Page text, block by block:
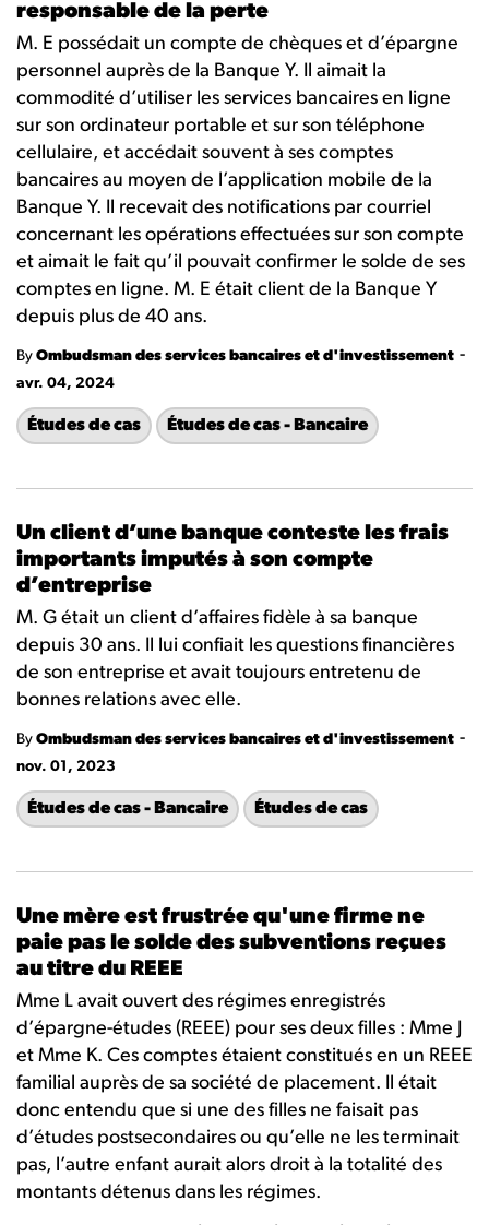
responsable de la perte
M. E possédait un compte de chèques et d’épargne
personnel auprès de la Banque Y. Il aimait la
commodité d’utiliser les services bancaires en ligne
sur son ordinateur portable et sur son téléphone
cellulaire, et accédait souvent à ses comptes
bancaires au moyen de l’application mobile de la
Banque Y. Il recevait des notifications par courriel
concernant les opérations effectuées sur son compte
et aimait le fait qu’il pouvait confirmer le solde de ses
comptes en ligne. M. E était client de la Banque Y
depuis plus de 40 ans.
By Ombudsman des services bancaires et d'investissement -
avr. 04, 2024
Études de cas Études de cas - Bancaire
Un client d’une banque conteste les frais
importants imputés à son compte
d’entreprise
M. G était un client d’affaires fidèle à sa banque
depuis 30 ans. Il lui confiait les questions financières
de son entreprise et avait toujours entretenu de
bonnes relations avec elle.
By Ombudsman des services bancaires et d'investissement -
nov. 01, 2023
Études de cas - Bancaire Études de cas
Une mère est frustrée qu'une firme ne
paie pas le solde des subventions reçues
au titre du REEE
Mme L avait ouvert des régimes enregistrés
d’épargne-études (REEE) pour ses deux filles : Mme J
et Mme K. Ces comptes étaient constitués en un REEE
familial auprès de sa société de placement. Il était
donc entendu que si une des filles ne faisait pas
d’études postsecondaires ou qu’elle ne les terminait
pas, l’autre enfant aurait alors droit à la totalité des
montants détenus dans les régimes.